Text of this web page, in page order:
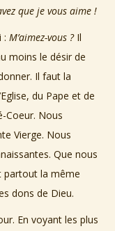
que je vous aime !
: M’aimez-vous ?Il
moins le désir de
Il faut la
du Pape et de
Coeur. Nous
Vierge. Nous
Que nous
partout la même
dons de Dieu.
En voyant les plus